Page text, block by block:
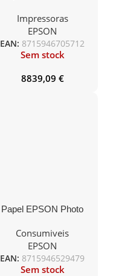
Enterprise AM-C6000
Impressoras
EPSON
EAN: 8715946705712
Sem stock
8839,09 €
Papel EPSON Photo
Consumiveis
EPSON
EAN: 8715946529479
Sem stock